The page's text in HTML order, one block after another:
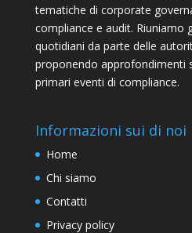
tematiche di corporate
compliance e audit. Riuniamo
quotidiani da parte delle
proponendo approfondimenti
primari eventi di compliance.
Informazioni sui di noi
Home
Chi siamo
Contatti
Privacy policy